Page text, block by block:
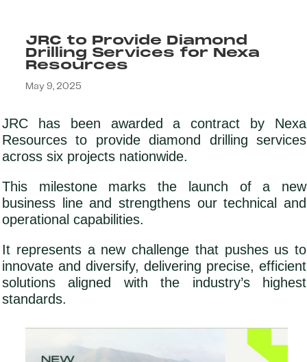
JRC to Provide Diamond
Drilling Services for Nexa
Resources
May 9, 2025
JRC has been awarded a contract by Nexa
Resources to provide diamond drilling services
across six projects nationwide.
This milestone marks the launch of a new
business line and strengthens our technical and
operational capabilities.
It represents a new challenge that pushes us to
innovate and diversify, delivering precise, efficient
solutions aligned with the industry’s highest
standards.